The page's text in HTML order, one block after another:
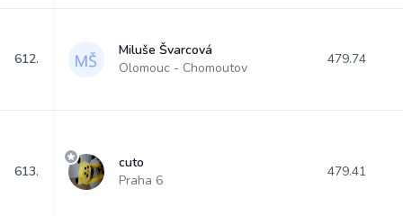
612.
Miluše Švarcová
Olomouc - Chomoutov
479.74
613.
cuto
Praha 6
479.41